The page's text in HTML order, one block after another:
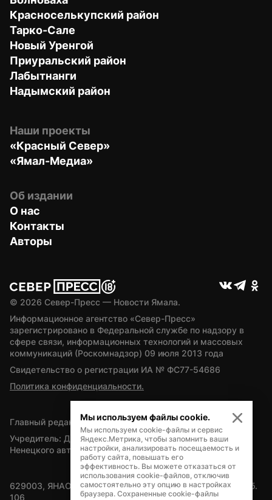
Красноселькупский район
Тарко-Сале
Новый Уренгой
Приуральский район
Лабытнанги
Надымский район
Наши проекты
«Красный Север»
«Ямал-Медиа»
Об издании
О нас
Контакты
Авторы
© 2026 Север-Пресс — Новости Ямала.
Информационное агентство «Север-Пресс»
зарегистрировано в Федеральной службе по надзору в
сфере связи, информационных технологий и массовых
коммуникаций (Роскомнадзор) 09 июля 2013 года
Свидетельство о регистрации ИА № ФС77-54686
Политика конфиденциальности.
Главный редактор — А.Л. Поздеев
Учредитель: Департамент внутренней политики Ямало-
Ненецкого автономного округа
629003, ЯНАО, Салехард, мкр. Богдана Кнунянца, д.1, каб.
106
Мы используем файлы cookie.
Мы используем cookie-файлы и сервис
Яндекс.Метрика, чтобы запомнить ваши
настройки, анализировать посещаемость и
работу сайта, повышать его
эффективность. Вы можете отказаться от
использования cookie-файлов, отключив
самостоятельно эту опцию в настройках
браузера. Сохраненные cookie-файлы